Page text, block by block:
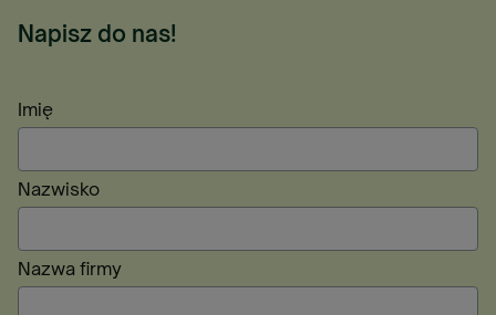
Napisz do nas!
Imię
Nazwisko
Nazwa firmy